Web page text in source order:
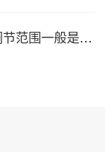
跑步机的速度调节范围一般是多少？